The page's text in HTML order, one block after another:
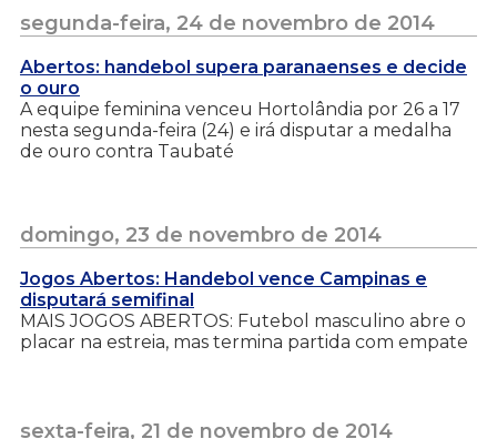
segunda-feira, 24 de novembro de 2014
Abertos: handebol supera paranaenses e decide
o ouro
A equipe feminina venceu Hortolândia por 26 a 17
nesta segunda-feira (24) e irá disputar a medalha
de ouro contra Taubaté
domingo, 23 de novembro de 2014
Jogos Abertos: Handebol vence Campinas e
disputará semifinal
MAIS JOGOS ABERTOS: Futebol masculino abre o
placar na estreia, mas termina partida com empate
sexta-feira, 21 de novembro de 2014